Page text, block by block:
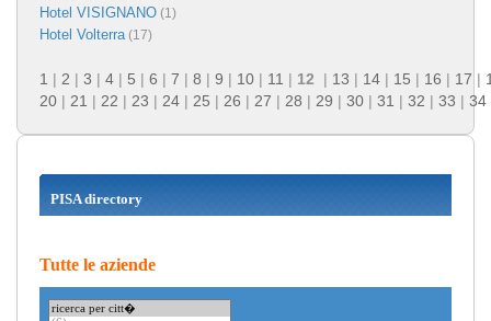
Hotel VISIGNANO (1)
Hotel Volterra(17)
1 | 2 | 3 | 4 | 5 | 6 | 7 | 8 | 9 | 10 | 11 | 12 | 13 | 14 | 15 | 16 | 17 |
20 | 21 | 22 | 23 | 24 | 25 | 26 | 27 | 28 | 29 | 30 | 31 | 32 | 33 | 34
PISA directory
Tutte le aziende